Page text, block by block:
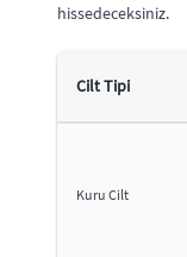
hissedeceksiniz.
Cilt Tipi
Kuru Cilt